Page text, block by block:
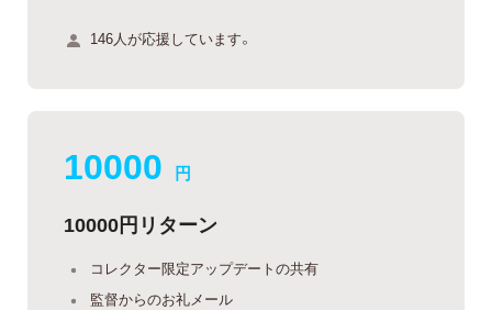
146人が応援しています。
10000 円
10000円リターン
コレクター限定アップデートの共有
監督からのお礼メール